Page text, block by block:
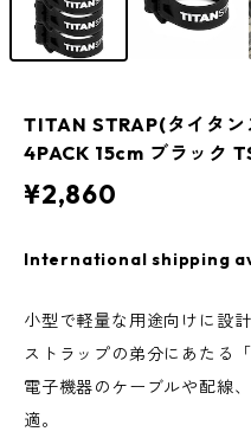
TITAN STRAP(タイタン
4PACK 15cm ブラック
¥2,860
International shipping
小型で軽量な用途向けに設
ストラップの弟分にあたる
電子機器のケーブルや配線
適。